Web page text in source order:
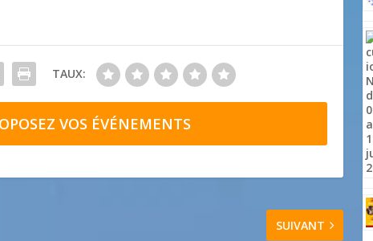
TAUX:
VOS ÉVÉNEMENTS
SUIVANT